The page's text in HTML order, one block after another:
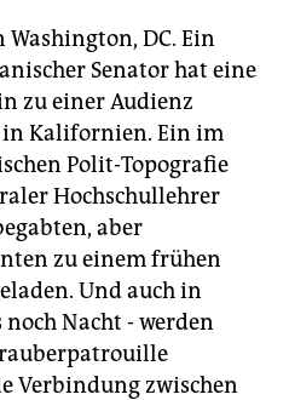
Washington, DC. Ein
Senator hat eine
zu einer Audienz
in Kalifornien. Ein im
Polit-Topografie
Hochschullehrer
aber
zu einem frühen
Und auch in
Nacht - werden
Verbindung zwischen